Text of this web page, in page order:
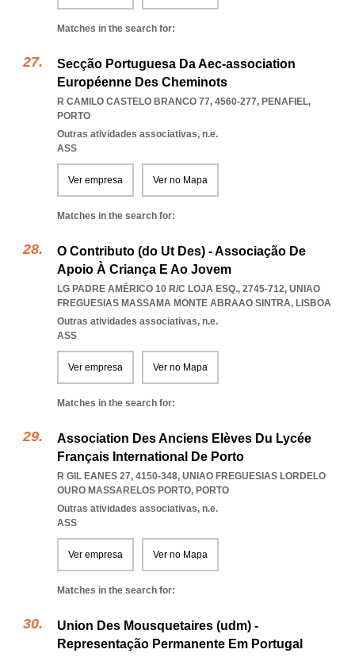
Matches in the search for:
Secção Portuguesa Da Aec-association
Européenne Des Cheminots
R CAMILO CASTELO BRANCO 77, 4560-277, PENAFIEL,
PORTO
Outras atividades associativas, n.e.
ASS
Ver empresa Ver no Mapa
Matches in the search for:
O Contributo (do Ut Des) - Associação De
Apoio À Criança E Ao Jovem
LG PADRE AMÉRICO 10 R/C LOJA ESQ., 2745-712, UNIAO
FREGUESIAS MASSAMA MONTE ABRAAO SINTRA, LISBOA
Outras atividades associativas, n.e.
ASS
Ver empresa Ver no Mapa
Matches in the search for:
Association Des Anciens Elèves Du Lycée
Français International De Porto
R GIL EANES 27, 4150-348, UNIAO FREGUESIAS LORDELO
OURO MASSARELOS PORTO, PORTO
Outras atividades associativas, n.e.
ASS
Ver empresa Ver no Mapa
Matches in the search for:
Union Des Mousquetaires (udm) -
Representação Permanente Em Portugal